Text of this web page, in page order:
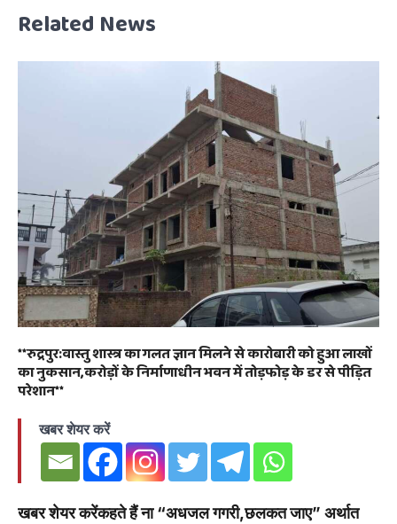
Related News
**रुद्रपुर:वास्तु शास्त्र का गलत ज्ञान मिलने से कारोबारी को हुआ लाखों
का नुकसान,करोड़ों के निर्माणाधीन भवन में तोड़फोड़ के डर से पीड़ित
परेशान**
खबर शेयर करें
खबर शेयर करेंकहते हैं ना “अधजल गगरी,छलकत जाए” अर्थात